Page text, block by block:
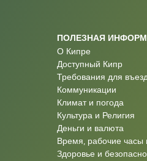
ПОЛЕЗНАЯ
О Кипре
Доступный Кипр
Требования для
Коммуникации
Климат и погода
Культура и Религия
Деньги и валюта
Время, рабочие часы
Здоровье и